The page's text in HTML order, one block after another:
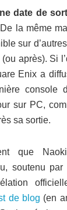
date de
la même
sur
après). Si
Enix a
console
sur PC,
sa sortie.
que
soutenu
de blog (en